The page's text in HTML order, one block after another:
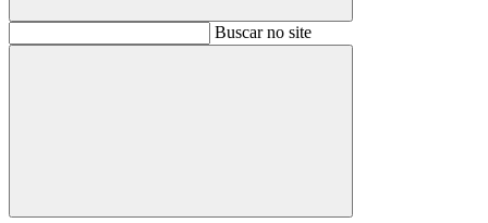
BuscarBuscar no site